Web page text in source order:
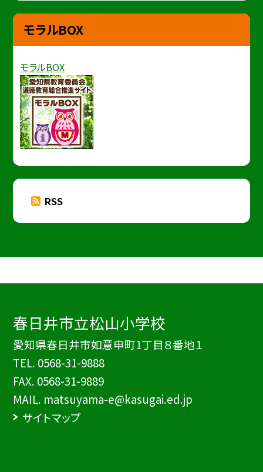
モラルBOX
モラルBOX
RSS
春日井市立松山小学校
愛知県春日井市如意申町1丁目８番地１
TEL. 0568-31-9888
FAX. 0568-31-9889
MAIL. matsuyama-e@kasugai.ed.jp
サイトマップ